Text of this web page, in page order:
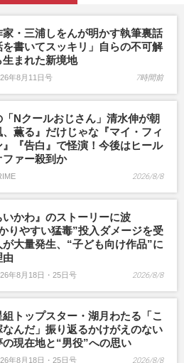
家・三浦しをんが明かす執筆裏話
を書いてスッキリ」自らの不可解
生まれた新境地
年8月11日号 7時間前
「Nクールおじさん」清水伸が朝
、薫る』だけじゃな『マイ・フィ
』『告白』で怪演！今後はヒール
ファー殺到か
2026/8/8
いかわ』のストーリーに波
りやすい猛毒”投入ダメージを受
が大量発生、“子ども向け作品”に
由
年8月18日・25日号 2026/8/8
組トップスター・湖月わたる「こ
なんだ」振り返るかけがえのない
の現在地と“男役”への思い
年8月18日・25日号 2026/8/8